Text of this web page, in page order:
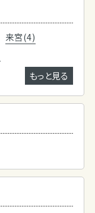
来宮(4)
もっと見る